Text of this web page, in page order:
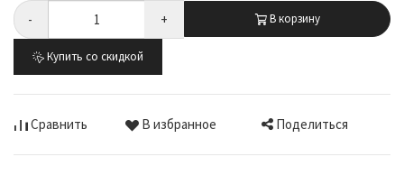
-
+ В корзину
Купить со скидкой
Сравнить В избранное Поделиться